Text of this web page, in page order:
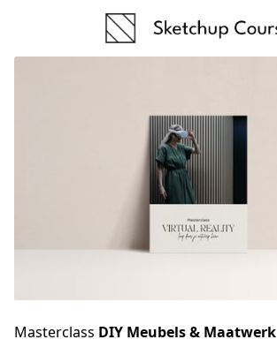
Masterclass DIY Meubels & Maatwerk